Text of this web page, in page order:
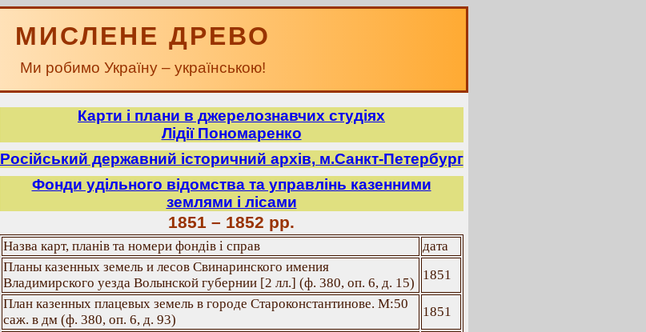
МИСЛЕНЕ ДРЕВО
Ми робимо Україну – українською!
Карти і плани в джерелознавчих студіях
Лідії Пономаренко
Російський державний історичний архів, м.Санкт-Петербург
Фонди удільного відомства та управлінь казенними
землями і лісами
1851 – 1852 рр.
Назва карт, планів та номери фондів і справ
дата
Планы казенных земель и лесов Свинаринского имения
Владимирского уезда Волынской губернии [2 лл.] (ф. 380, оп. 6, д. 15)
1851
План казенных плацевых земель в городе Староконстантинове. М:50
саж. в дм (ф. 380, оп. 6, д. 93)
1851